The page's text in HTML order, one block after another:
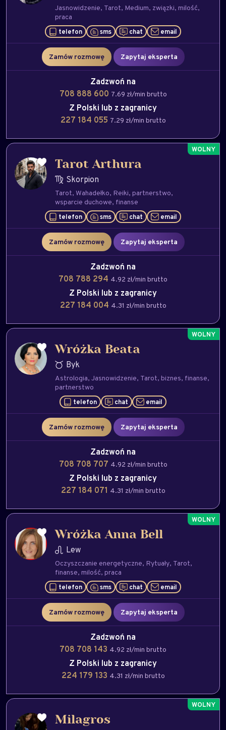
Jasnowidzenie Tarot Medium związki milość
praca
telefon sms chat email
Zamów rozmowę Zapytaj eksperta
Zadzwoń na
708 888 600 7.69 zł/min brutto
Z Polski lub z zagranicy
227 184 055 7.29 zł/min brutto
Tarot Arthura
Skorpion
Tarot Wahadełko Reiki partnerstwo
wsparcie duchowe finanse
telefon sms chat email
Zamów rozmowę Zapytaj eksperta
Zadzwoń na
708 788 294 4.92 zł/min brutto
Z Polski lub z zagranicy
227 184 004 4.31 zł/min brutto
Wróżka Beata
Byk
Astrologia Jasnowidzenie Tarot biznes finanse
partnerstwo
telefon chat email
Zamów rozmowę Zapytaj eksperta
Zadzwoń na
708 708 707 4.92 zł/min brutto
Z Polski lub z zagranicy
227 184 071 4.31 zł/min brutto
Wróżka Anna Bell
Lew
Oczyszczanie energetyczne Rytuały Tarot
finanse milość praca
telefon sms chat email
Zamów rozmowę Zapytaj eksperta
Zadzwoń na
708 708 143 4.92 zł/min brutto
Z Polski lub z zagranicy
224 179 133 4.31 zł/min brutto
Milagros